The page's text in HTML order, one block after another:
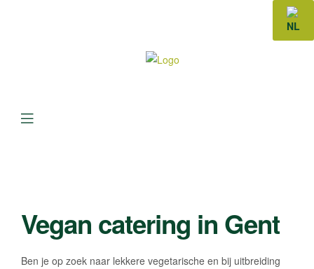
NL
Menu
Vegan catering in Gent
Ben je op zoek naar lekkere vegetarische en bij uitbreiding